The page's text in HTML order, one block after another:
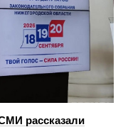
рассказали